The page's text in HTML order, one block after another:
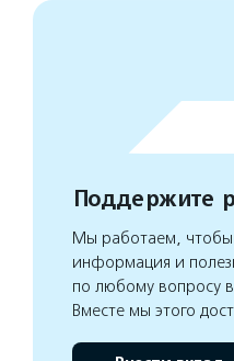
Поддержите
Мы работаем, чтобы
информация и
по любому вопросу
Вместе мы этого